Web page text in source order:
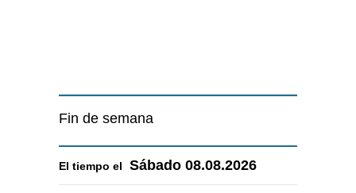
Fin de semana
El tiempo el Sábado 08.08.2026